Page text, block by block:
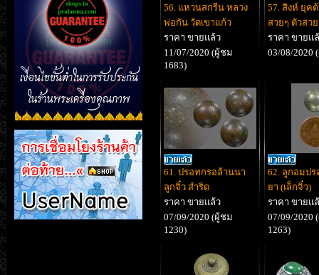
56. แหวนสกรีน หลวง
พ่อกัน วัดเขาแก้ว
ราคา ขายแล้ว
11/07/2020 (ผู้ชม
1683)
57. สิงห์ ยุค
สวยๆ ตัวสว
ราคา ขายแ
03/08/2020
61. ปรอทกรอล้านนา
ลูกจิ๋ว สำริด
ราคา ขายแล้ว
07/09/2020 (ผู้ชม
1230)
62. ลูกอมป
ยา (เล็กจิ๋ว)
ราคา ขายแ
07/09/2020
1263)